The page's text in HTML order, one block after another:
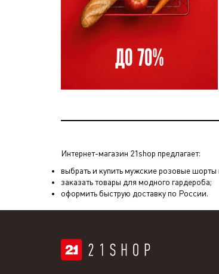
Интернет-магазин 21shop предлагает:
выбрать и купить мужские розовые шорты
заказать товары для модного гардероба;
оформить быструю доставку по России.